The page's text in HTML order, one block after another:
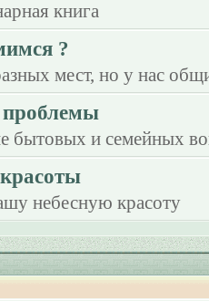
книга
?
мест, но у нас
бытовых и семейных
небесную красоту